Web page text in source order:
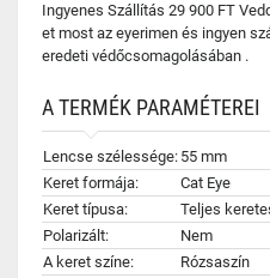
Ingyenes Szállítás 29 900 FT
et most az eyerimen és ingyen
eredeti védőcsomagolásában .
A TERMÉK PARAMÉTEREI
Lencse szélessége: 55 mm
Keret formája:
Cat Eye
Keret típusa:
Teljes
Polarizált:
Nem
A keret színe:
Rózsaszín